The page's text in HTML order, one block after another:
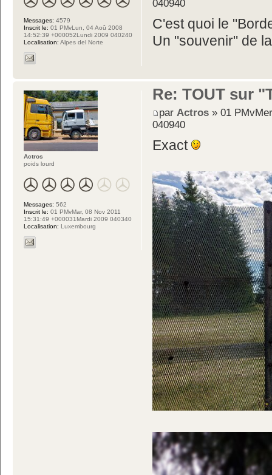
040940
C'est quoi le
Un "souvenir" de
Messages: 4579
Inscrit le: 01 PMvLun, 04 Aoû 2008
14:52:39 +000052Lundi 2009 040240
Localisation: Alpes del Norte
Re: TOUT sur
par Actros » 01
040940
Exact
Actros
poids lourd
Messages: 562
Inscrit le: 01 PMvMar, 08 Nov 2011
15:31:49 +000031Mardi 2009 040340
Localisation: Luxembourg